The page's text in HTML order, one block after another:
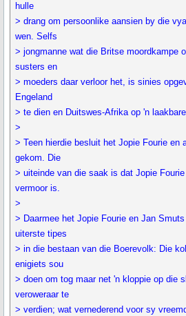
hulle
> drang om persoonlike aansien by die
wen. Selfs
> jongmanne wat die Britse moordkampe
susters en
> moeders daar verloor het, is sinies
Engeland
> te dien en Duitswes-Afrika op 'n
>
> Teen hierdie besluit het Jopie Fourie en
gekom. Die
> uiteinde van die saak is dat Jopie
vermoor is.
>
> Daarmee het Jopie Fourie en Jan
uiterste tipes
> in die bestaan van die Boerevolk: Die
enigiets sou
> doen om tog maar net 'n kloppie op die
veroweraar te
> verdien; wat vernederend voor sy